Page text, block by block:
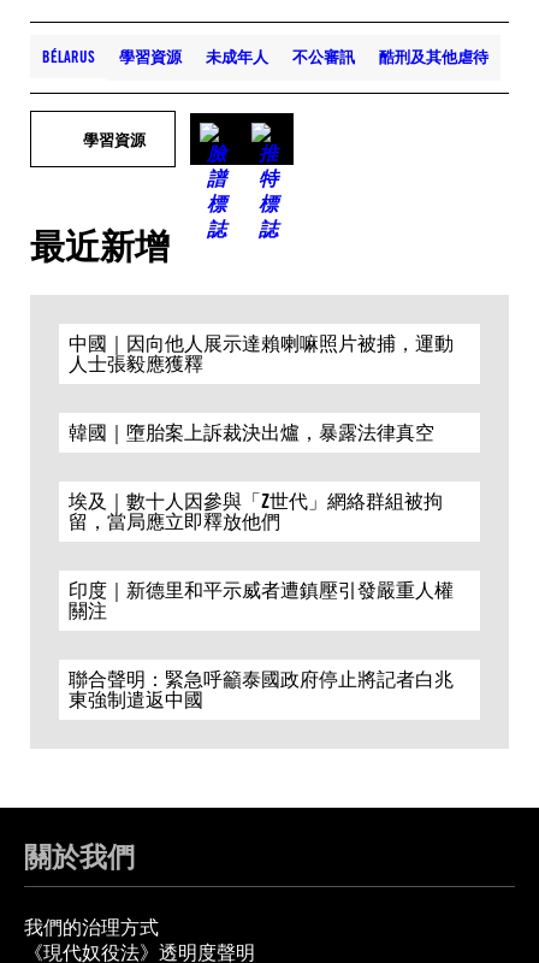
BÉLARUS 學習資源 未成年人 不公審訊 酷刑及其他虐待
學習資源
最近新增
中國｜因向他人展示達賴喇嘛照片被捕，運動
人士張毅應獲釋
韓國｜墮胎案上訴裁決出爐，暴露法律真空
埃及｜數十人因參與「Z世代」網絡群組被拘
留，當局應立即釋放他們
印度｜新德里和平示威者遭鎮壓引發嚴重人權
關注
聯合聲明：緊急呼籲泰國政府停止將記者白兆
東強制遣返中國
關於我們
我們的治理方式
《現代奴役法》透明度聲明